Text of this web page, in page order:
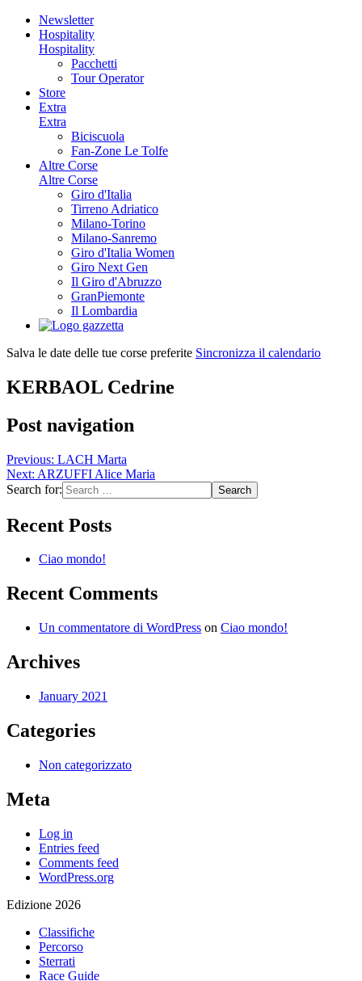
Newsletter
Hospitality
Hospitality
Pacchetti
Tour Operator
Store
Extra
Extra
Biciscuola
Fan-Zone Le Tolfe
Altre Corse
Altre Corse
Giro d'Italia
Tirreno Adriatico
Milano-Torino
Milano-Sanremo
Giro d'Italia Women
Giro Next Gen
Il Giro d'Abruzzo
GranPiemonte
Il Lombardia
Salva le date delle tue corse preferite Sincronizza il calendario
KERBAOL Cedrine
Post navigation
Previous: LACH Marta
Next: ARZUFFI Alice Maria
Search for:
Recent Posts
Ciao mondo!
Recent Comments
Un commentatore di WordPress on Ciao mondo!
Archives
January 2021
Categories
Non categorizzato
Meta
Log in
Entries feed
Comments feed
WordPress.org
Edizione 2026
Classifiche
Percorso
Sterrati
Race Guide